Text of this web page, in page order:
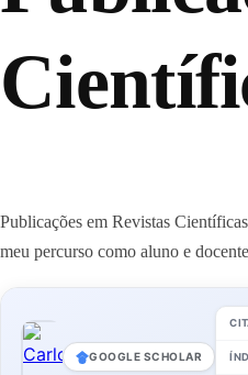
Publicações em Revistas
meu percurso como aluno e
GOOGLE SCHOLAR